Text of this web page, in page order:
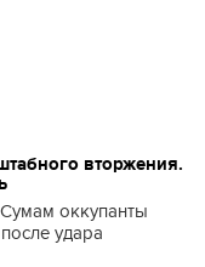
вторжения.
оккупанты
удара